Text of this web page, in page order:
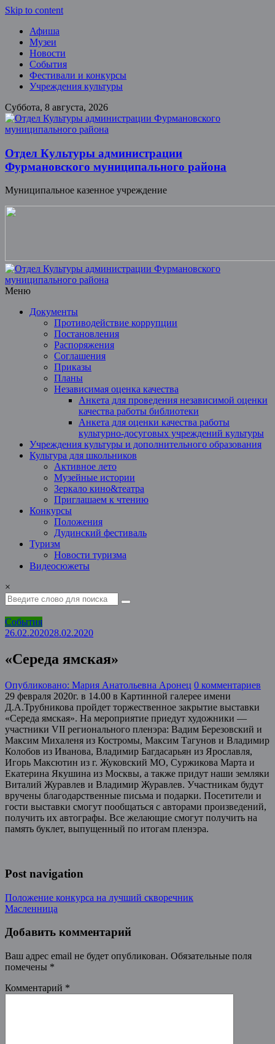
Skip to content
Афиша
Музеи
Новости
События
Фестивали и конкурсы
Учреждения культуры
Суббота, 8 августа, 2026
Отдел Культуры администрации
Фурмановского муниципального района
Муниципальное казенное учреждение
Меню
Документы
Противодействие коррупции
Постановления
Распоряжения
Соглашения
Приказы
Планы
Независимая оценка качества
Анкета для проведения независимой оценки
качества работы библиотеки
Анкета для оценки качества работы
культурно-досуговых учреждений культуры
Учреждения культуры и дополнительного образования
Культура для школьников
Активное лето
Музейные истории
Зеркало кино&театра
Приглашаем к чтению
Конкурсы
Положения
Дудинский фестиваль
Туризм
Новости туризма
Видеосюжеты
×
События
26.02.202028.02.2020
«Середа ямская»
Опубликовано: Мария Анатольевна Аронец 0 комментариев
29 февраля 2020г. в 14.00 в Картинной галерее имени
Д.А.Трубникова пройдет торжественное закрытие выставки
«Середа ямская». На мероприятие приедут художники —
участники VII регионального пленэра: Вадим Березовский и
Максим Михаленя из Костромы, Максим Тагунов и Владимир
Колобов из Иванова, Владимир Багдасарьян из Ярославля,
Игорь Максютин из г. Жуковский МО, Суржикова Марта и
Екатерина Якушина из Москвы, а также придут наши земляки
Виталий Журавлев и Владимир Журавлев. Участникам будут
вручены благодарственные письма и подарки. Посетители и
гости выставки смогут пообщаться с авторами произведений,
получить их автографы. Все желающие смогут получить на
память буклет, выпущенный по итогам пленэра.
Post navigation
Положение конкурса на лучший скворечник
Масленница
Добавить комментарий
Ваш адрес email не будет опубликован. Обязательные поля
помечены *
Комментарий *